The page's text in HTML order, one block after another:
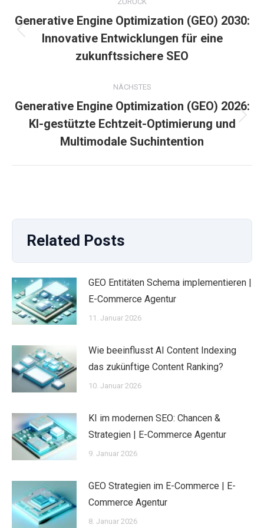
Vorheriger
Beitrag:
Generative Engine Optimization (GEO) 2030:
Innovative Entwicklungen für eine
zukunftssichere SEO
NÄCHSTES
Nächster
Beitrag:
Generative Engine Optimization (GEO) 2026:
KI-gestützte Echtzeit-Optimierung und
Multimodale Suchintention
Related Posts
GEO Entitäten Schema implementieren |
E-Commerce Agentur
11. Januar 2026
Wie beeinflusst AI Content Indexing
das zukünftige Content Ranking?
10. Januar 2026
KI im modernen SEO: Chancen &
Strategien | E-Commerce Agentur
9. Januar 2026
GEO Strategien im E-Commerce | E-
Commerce Agentur
8. Januar 2026